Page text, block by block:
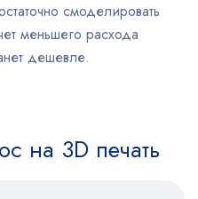
смоделировать
меньшего расхода
дешевле.
на 3D печать